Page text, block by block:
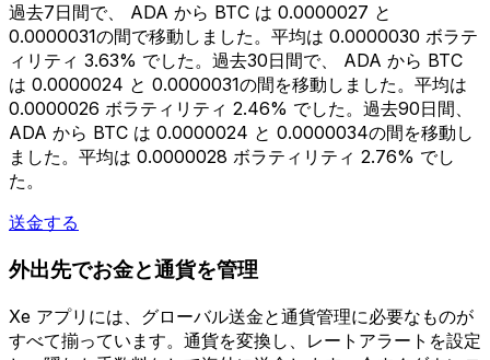
過去7日間で、 ADA から BTC は 0.0000027 と
0.0000031の間で移動しました。平均は 0.0000030 ボラテ
ィリティ 3.63% でした。過去30日間で、 ADA から BTC
は 0.0000024 と 0.0000031の間を移動しました。平均は
0.0000026 ボラティリティ 2.46% でした。過去90日間、
ADA から BTC は 0.0000024 と 0.0000034の間を移動し
ました。平均は 0.0000028 ボラティリティ 2.76% でし
た。
送金する
外出先でお金と通貨を管理
Xe アプリには、グローバル送金と通貨管理に必要なものが
すべて揃っています。通貨を変換し、レートアラートを設定